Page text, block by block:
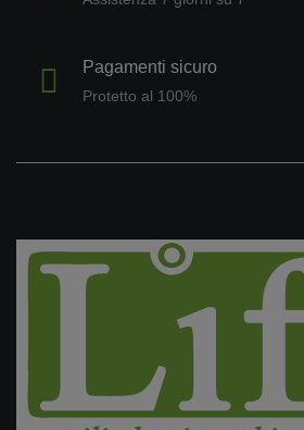
Pagamenti sicuro
Protetto al 100%